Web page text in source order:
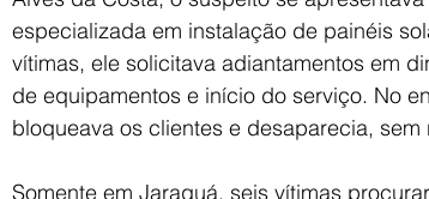
especializada em instalação de painéis
vítimas, ele solicitava adiantamentos em
de equipamentos e início do serviço. No
bloqueava os clientes e desaparecia,
Somente em Jaraguá, seis vítimas